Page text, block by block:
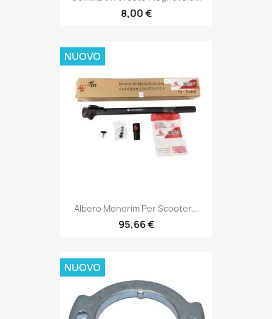
8,00 €
Albero Monorim Per Scooter...
95,66 €
NUOVO
NUOVO